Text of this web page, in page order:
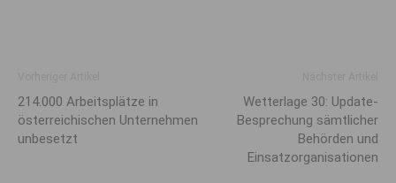
214.000 Arbeits­plätze in
öster­reichischen Unter­nehmen
unbesetzt
Wetterlage 30: Update-
Besprechung sämtlicher
Behörden und
Einsatzorganisationen